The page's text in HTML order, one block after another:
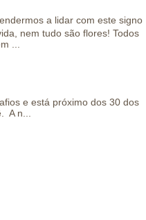
a lidar com este signo
nem tudo são flores! Todos
...
e está próximo dos 30 dos
A n...